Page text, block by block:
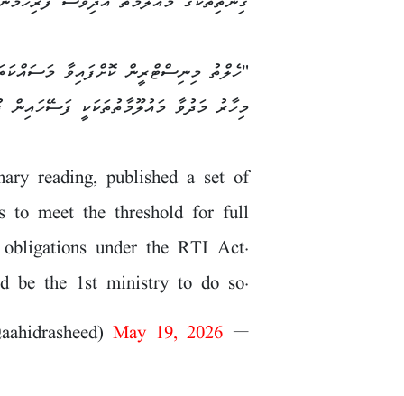
"ހެލްތު މިނިސްޓްރީން ކޮށްފައިވާ
މިހާރު މަދުވާ މައުލޫމާތުތަކަކީ ފަސޭހައިން
reading, published a set of
to meet the threshold for full
under the RTI Act.
be the 1st ministry to do so.
— ahid rasheed (@aahidrasheed)
May 19, 2026